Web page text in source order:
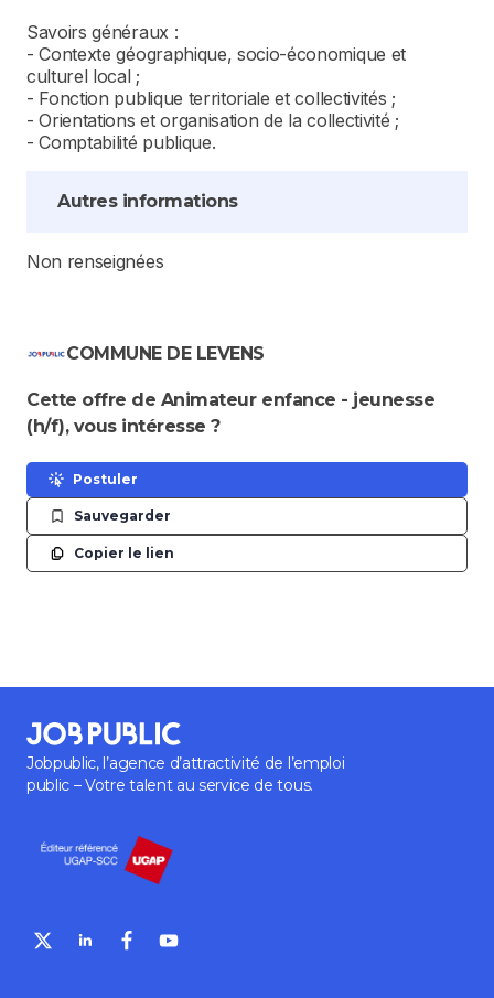
Savoirs généraux :
- Contexte géographique, socio-économique et
culturel local ;
- Fonction publique territoriale et collectivités ;
- Orientations et organisation de la collectivité ;
- Comptabilité publique.
Autres informations
Non renseignées
COMMUNE DE LEVENS
Cette offre de Animateur enfance - jeunesse
(h/f), vous intéresse ?
Postuler
Sauvegarder
Copier le lien
Jobpublic, l’agence d’attractivité de l’emploi
public – Votre talent au service de tous.